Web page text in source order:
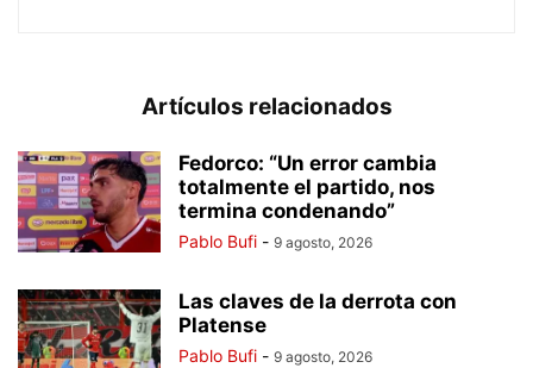
Artículos relacionados
Fedorco: “Un error cambia
totalmente el partido, nos
termina condenando”
Pablo Bufi - 9 agosto, 2026
Las claves de la derrota con
Platense
Pablo Bufi - 9 agosto, 2026